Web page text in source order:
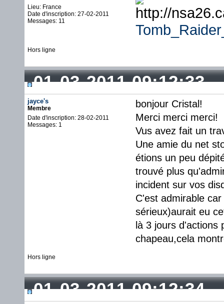
Lieu: France
Date d'inscription: 27-02-2011
Messages: 11
Hors ligne
01-03-2011 09:12:33
jayce's
Membre
Date d'inscription: 28-02-2011
Messages: 1
bonjour Cristal!
Merci merci merci!
Vus avez fait un
Une amie du net
étions un peu
trouvé plus
incident sur vos
C'est admirable
sérieux)aurait eu
là 3 jours d'actions
chapeau,cela
Hors ligne
01-03-2011 09:12:34